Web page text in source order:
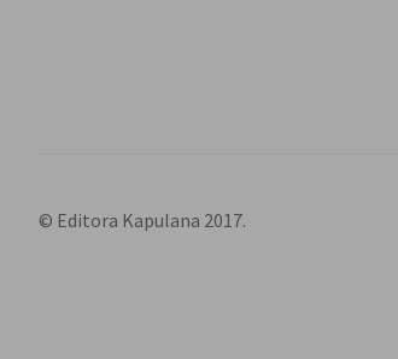
© Editora Kapulana 2017.